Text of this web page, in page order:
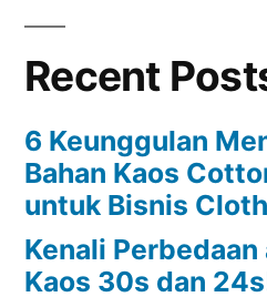
Recent
6 Keunggulan
Bahan Kaos
untuk Bisnis
Kenali Perbedaan
Kaos 30s dan